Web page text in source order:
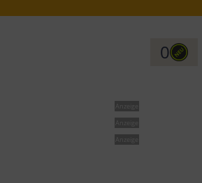
Anzeige
Anzeige
Anzeige
0